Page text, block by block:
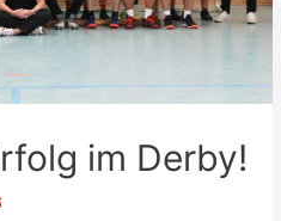
im Derby!